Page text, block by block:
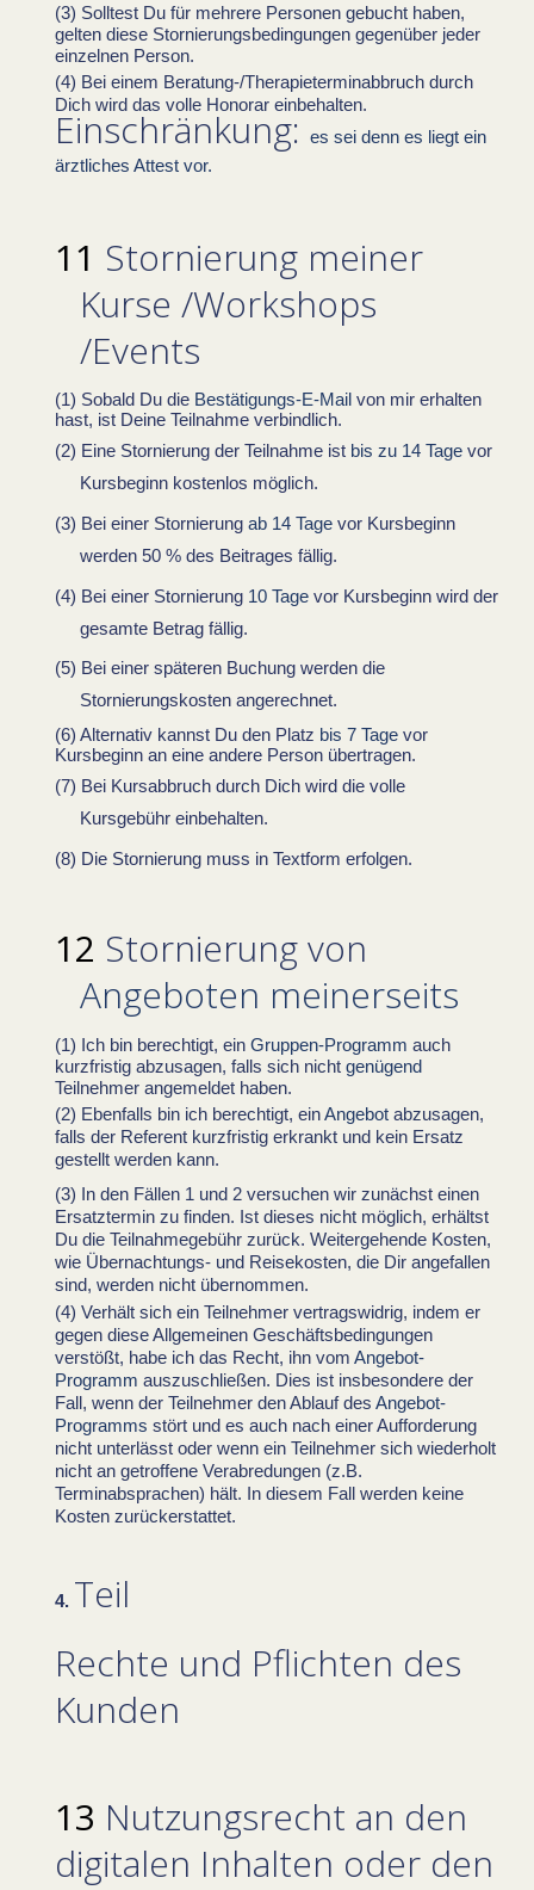
Solltest Du für mehrere Personen gebucht haben,
gelten diese Stornierungsbedingungen gegenüber jeder
einzelnen Person.
Bei einem Beratung-/Therapieterminabbruch durch
Dich wird das volle Honorar einbehalten.
Einschränkung:
es sei denn es liegt ein
ärztliches Attest vor.
Stornierung meiner
Kurse /Workshops
/Events
Sobald Du die Bestätigungs-E-Mail von mir erhalten
hast, ist Deine Teilnahme verbindlich.
Eine Stornierung der Teilnahme ist bis zu 14 Tage vor
Kursbeginn kostenlos möglich.
Bei einer Stornierung ab 14 Tage vor Kursbeginn
werden 50 % des Beitrages fällig.
Bei einer Stornierung 10 Tage vor Kursbeginn wird der
gesamte Betrag fällig.
Bei einer späteren Buchung werden die
Stornierungskosten angerechnet.
Alternativ kannst Du den Platz bis 7 Tage vor
Kursbeginn an eine andere Person übertragen.
Bei Kursabbruch durch Dich wird die volle
Kursgebühr einbehalten.
Die Stornierung muss in Textform erfolgen.
Stornierung von
Angeboten meinerseits
Ich bin berechtigt, ein Gruppen-Programm auch
kurzfristig abzusagen, falls sich nicht genügend
Teilnehmer angemeldet haben.
Ebenfalls bin ich berechtigt, einAngebot abzusagen,
falls der Referent kurzfristig erkrankt und kein Ersatz
gestellt werden kann.
In den Fällen 1 und 2 versuchen wir zunächst einen
Ersatztermin zu finden. Ist dieses nicht möglich, erhältst
Du die Teilnahmegebühr zurück. Weitergehende Kosten,
wie Übernachtungs- und Reisekosten, die Dir angefallen
sind, werden nicht übernommen.
Verhält sich ein Teilnehmer vertragswidrig, indem er
gegen diese Allgemeinen Geschäftsbedingungen
verstößt, habe ich das Recht, ihn vom Angebot-
Programm auszuschließen. Dies ist insbesondere der
Fall, wenn der Teilnehmer den Ablauf des Angebot-
Programms stört und es auch nach einer Aufforderung
nicht unterlässt oder wenn ein Teilnehmer sich wiederholt
nicht an getroffene Verabredungen (z.B.
Terminabsprachen) hält. In diesem Fall werden keine
Kosten zurückerstattet.
Teil
Rechte und Pflichten des
Kunden
Nutzungsrecht an den
digitalen Inhalten oder den